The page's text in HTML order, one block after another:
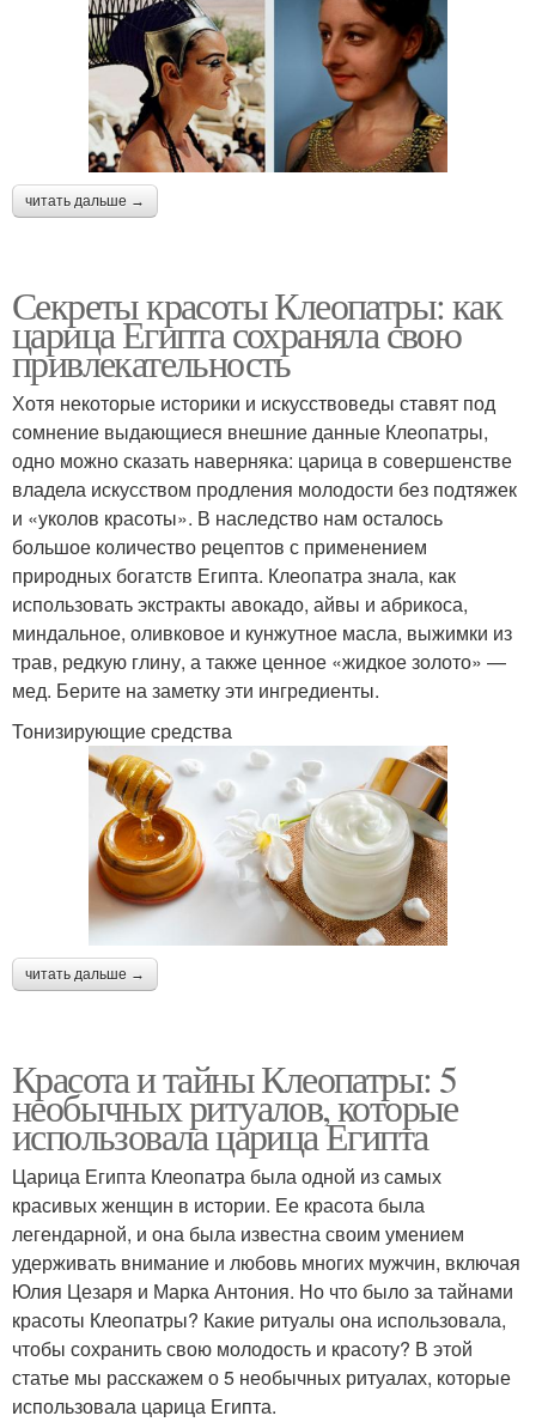
читать дальше →
Секреты красоты Клеопатры: как
царица Египта сохраняла свою
привлекательность
Хотя некоторые историки и искусствоведы ставят под
сомнение выдающиеся внешние данные Клеопатры,
одно можно сказать наверняка: царица в совершенстве
владела искусством продления молодости без подтяжек
и «уколов красоты». В наследство нам осталось
большое количество рецептов с применением
природных богатств Египта. Клеопатра знала, как
использовать экстракты авокадо, айвы и абрикоса,
миндальное, оливковое и кунжутное масла, выжимки из
трав, редкую глину, а также ценное «жидкое золото» —
мед. Берите на заметку эти ингредиенты.
Тонизирующие средства
читать дальше →
Красота и тайны Клеопатры: 5
необычных ритуалов, которые
использовала царица Египта
Царица Египта Клеопатра была одной из самых
красивых женщин в истории. Ее красота была
легендарной, и она была известна своим умением
удерживать внимание и любовь многих мужчин, включая
Юлия Цезаря и Марка Антония. Но что было за тайнами
красоты Клеопатры? Какие ритуалы она использовала,
чтобы сохранить свою молодость и красоту? В этой
статье мы расскажем о 5 необычных ритуалах, которые
использовала царица Египта.